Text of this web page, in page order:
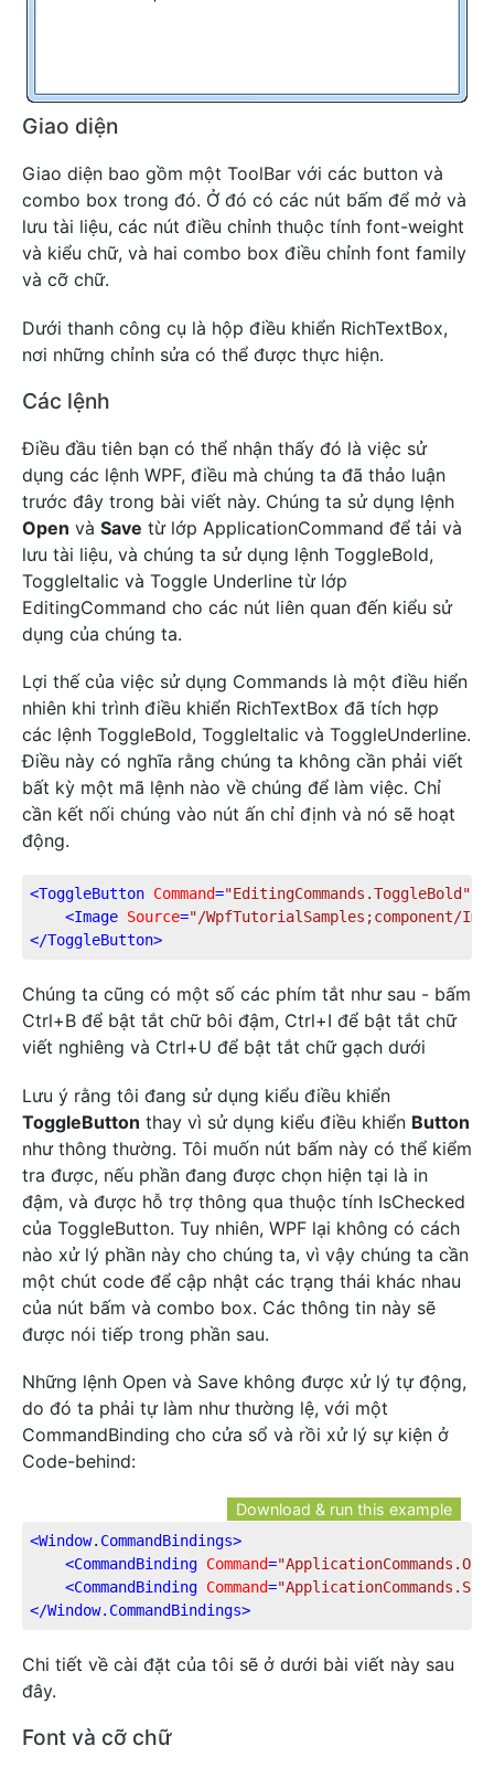
Giao diện
Giao diện bao gồm một ToolBar với các button và
combo box trong đó. Ở đó có các nút bấm để mở và
lưu tài liệu, các nút điều chỉnh thuộc tính font-weight
và kiểu chữ, và hai combo box điều chỉnh font family
và cỡ chữ.
Dưới thanh công cụ là hộp điều khiển RichTextBox,
nơi những chỉnh sửa có thể được thực hiện.
Các lệnh
Điều đầu tiên bạn có thể nhận thấy đó là việc sử
dụng các lệnh WPF, điều mà chúng ta đã thảo luận
trước đây trong bài viết này. Chúng ta sử dụng lệnh
Open và Save từ lớp ApplicationCommand để tải và
lưu tài liệu, và chúng ta sử dụng lệnh ToggleBold,
ToggleItalic và Toggle Underline từ lớp
EditingCommand cho các nút liên quan đến kiểu sử
dụng của chúng ta.
Lợi thế của việc sử dụng Commands là một điều hiển
nhiên khi trình điều khiển RichTextBox đã tích hợp
các lệnh ToggleBold, ToggleItalic và ToggleUnderline.
Điều này có nghĩa rằng chúng ta không cần phải viết
bất kỳ một mã lệnh nào về chúng để làm việc. Chỉ
cần kết nối chúng vào nút ấn chỉ định và nó sẽ hoạt
động.
<ToggleButton Command="EditingCommands.ToggleBold"
<Image Source="/WpfTutorialSamples;component/
</ToggleButton>
Chúng ta cũng có một số các phím tắt như sau - bấm
Ctrl+B để bật tắt chữ bôi đậm, Ctrl+I để bật tắt chữ
viết nghiêng và Ctrl+U để bật tắt chữ gạch dưới
Lưu ý rằng tôi đang sử dụng kiểu điều khiển
ToggleButton thay vì sử dụng kiểu điều khiển Button
như thông thường. Tôi muốn nút bấm này có thể kiểm
tra được, nếu phần đang được chọn hiện tại là in
đậm, và được hỗ trợ thông qua thuộc tính IsChecked
của ToggleButton. Tuy nhiên, WPF lại không có cách
nào xử lý phần này cho chúng ta, vì vậy chúng ta cần
một chút code để cập nhật các trạng thái khác nhau
của nút bấm và combo box. Các thông tin này sẽ
được nói tiếp trong phần sau.
Những lệnh Open và Save không được xử lý tự động,
do đó ta phải tự làm như thường lệ, với một
CommandBinding cho cửa sổ và rồi xử lý sự kiện ở
Code-behind:
Download & run this example
<Window.CommandBindings>
<CommandBinding Command=
<CommandBinding Command=
</Window.CommandBindings>
Chi tiết về cài đặt của tôi sẽ ở dưới bài viết này sau
đây.
Font và cỡ chữ